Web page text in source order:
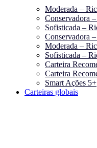
Moderada –
Conservadora
Sofisticada –
Conservadora
Moderada –
Sofisticada –
Carteira
Carteira
Smart Ações 5+
Carteiras globais